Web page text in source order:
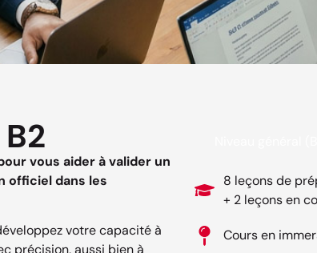
vous aider à valider un
officiel dans les
votre capacité à
précision, aussi bien à
8 leçons de
+ 2 leçons en
Cours en